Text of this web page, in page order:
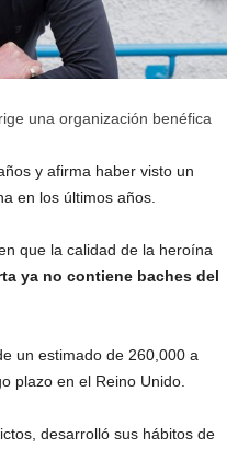
una organización benéfica
y afirma haber visto un
en los últimos años.
que la calidad de la heroína
ya no contiene baches del
un estimado de 260,000 a
plazo en el Reino Unido.
desarrolló sus hábitos de